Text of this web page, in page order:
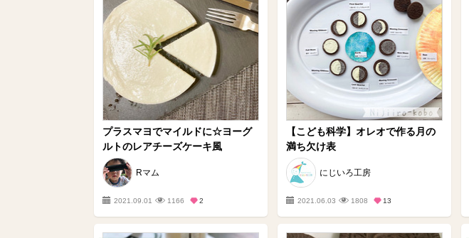
プラスマヨでマイルドに☆ヨーグ
ルトのレアチーズケーキ風
Rマム
2021.09.01 1166 2
【こども科学】オレオで作る月の
満ち欠け表
にじいろ工房
2021.06.03 1808 13